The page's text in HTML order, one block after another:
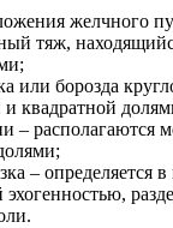
желчного
тяж,
или борозда
квадратной
– располагаются
– определяется